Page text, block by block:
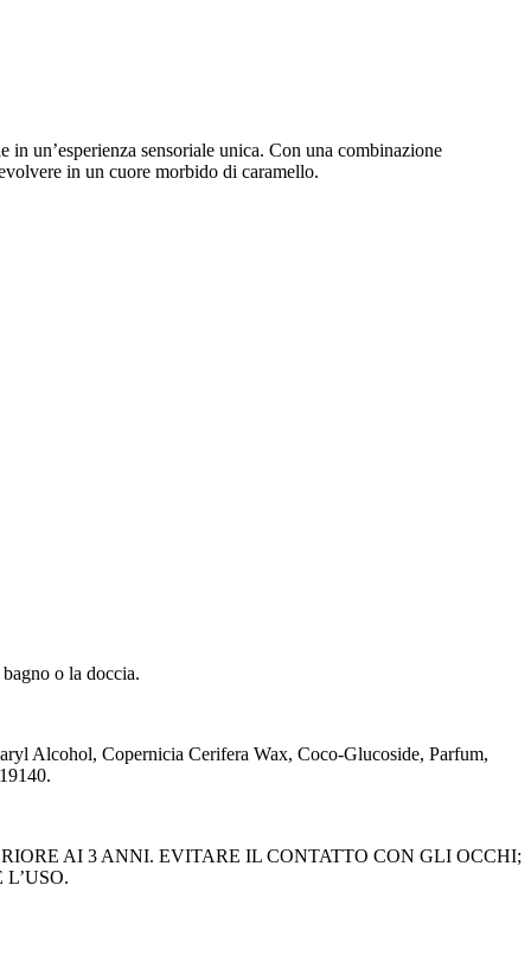
un’esperienza sensoriale unica. Con una combinazione
in un cuore morbido di caramello.
o la doccia.
Alcohol, Copernicia Cerifera Wax, Coco-Glucoside, Parfum,
AI 3 ANNI. EVITARE IL CONTATTO CON GLI OCCHI;